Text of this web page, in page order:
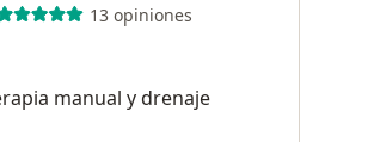
13 opiniones
manual y drenaje